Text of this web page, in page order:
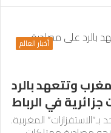
أخبار العالم
وتتعهد بالرد
في الرباط
بـ”الاستفزازات” المغربية.